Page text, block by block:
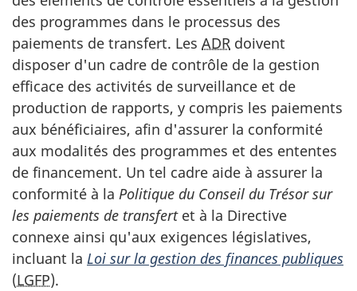
des programmes dans le processus des
paiements de transfert. Les ADR doivent
disposer d'un cadre de contrôle de la gestion
efficace des activités de surveillance et de
production de rapports, y compris les paiements
aux bénéficiaires, afin d'assurer la conformité
aux modalités des programmes et des ententes
de financement. Un tel cadre aide à assurer la
conformité à la Politique du Conseil du Trésor sur
les paiements de transfertet à la Directive
connexe ainsi qu'aux exigences législatives,
incluant la Loi sur la gestion des finances publiques
(LGFP).